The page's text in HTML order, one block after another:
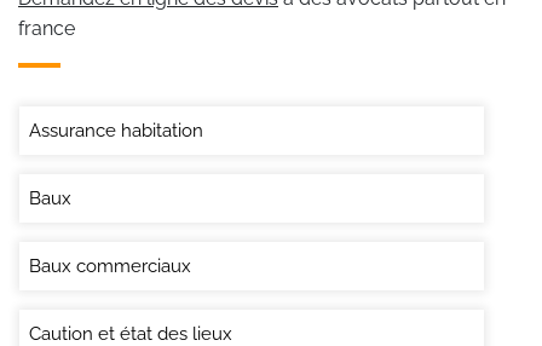
france
Assurance habitation
Baux
Baux commerciaux
Caution et état des lieux